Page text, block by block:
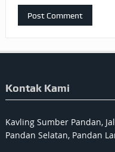
Kontak Kami
Kavling Sumber Pandan,
Pandan Selatan, Pandan